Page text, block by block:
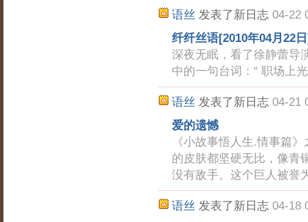
语丝 发表了新日志 04-22
纤纤丝语[2010年04月22
深夜无眠，看了徐静蕾导
中的一句台词：“ 职场上
语丝 发表了新日志 04-21
爱的遗憾
《小故事悟人生.情事
的皮肤都坚硬无比，像青
没有敌手。这个巨人被誉
语丝 发表了新日志 04-18